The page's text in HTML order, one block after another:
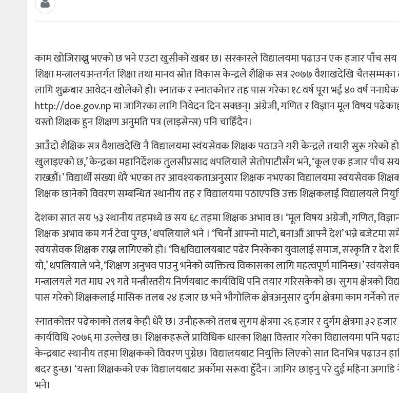
काम खोजिराख्नु भएको छ भने एउटा खुसीको खबर छ। सरकारले विद्यालयमा पढाउन एक हजार पाँच
शिक्षा मन्त्रालयअन्तर्गत शिक्षा तथा मानव स्रोत विकास केन्द्रले शैक्षिक सत्र २०७७ वैशाखदेखि
लागि शुक्रबार आवेदन खोलेको हो। स्नातक र स्नातकोत्तर तह पास गरेका १८ वर्ष पूरा भई ४० वर्ष
http://doe.gov.np मा जागिरका लागि निवेदन दिन सक्छन्। अंग्रेजी, गणित र विज्ञान मूल विषय
यस्तो शिक्षक हुन शिक्षण अनुमति पत्र (लाइसेन्स) पनि चाहिँदैन।
आउँदो शैक्षिक सत्र वैशाखदेखि नै विद्यालयमा स्वंयसेवक शिक्षक पठाउने गरी केन्द्रले तयारी सुरू
खुलाइएको छ,’ केन्द्रका महानिर्देशक तुलसीप्रसाद थपलियाले सेतोपाटीसँग भने, ‘कूल एक हजार पाँच
राख्छौं।’ विद्यार्थी संख्या धेरै भएका तर आवश्यकताअनुसार शिक्षक नभएका विद्यालयमा स्वंयसेवक
शिक्षक छानेको विवरण सम्बन्धित स्थानीय तह र विद्यालयमा पठाएपछि उक्त शिक्षकलाई विद्यालयले
देशका सात सय ५३ स्थानीय तहमध्ये छ सय ६८ तहमा शिक्षक अभाव छ। ‘मूल विषय अंग्रेजी, गणित,
शिक्षक अभाव कम गर्न टेवा पुग्छ,’ थपलियाले भने । ‘चिनौं आफ्नो माटो, बनाऔं आफ्नै देश’ भन्ने बजेटमा
स्वंयसेवक शिक्षक राख्न लागिएको हो। ‘विश्वविद्यालयबाट पढेर निस्केका युवालाई समाज, संस्कृति र
यो,’ थपलियाले भने, ‘शिक्षण अनुभव पाउनु भनेको व्यक्तित्व विकासका लागि महत्वपूर्ण मानिन्छ।’
मन्त्रालयले गत माघ २९ गते मन्त्रीस्तरीय निर्णयबाट कार्यविधि पनि तयार गरिसकेको छ। सुगम क्षेत्रको
पास गरेको शिक्षकलाई मासिक तलब २४ हजार छ भने भौगोलिक क्षेत्रअनुसार दुर्गम क्षेत्रमा काम गर्नेको
स्नातकोत्तर पढेकाको तलब केही धेरै छ। उनीहरूको तलब सुगम क्षेत्रमा २६ हजार र दुर्गम क्षेत्रमा ३२
कार्यविधि २०७६ मा उल्लेख छ। शिक्षकहरूले प्राविधिक धारका शिक्षा विस्तार गरेका विद्यालयमा पनि
केन्द्रबाट स्थानीय तहमा शिक्षकको विवरण पुग्नेछ। विद्यालयबाट नियुक्ति लिएको सात दिनभित्र पढाउन
बदर हुन्छ। ‘यस्ता शिक्षकको एक विद्यालयबाट अर्कोमा सरूवा हुँदैन। जागिर छाड्नु परे दुई महिना
भने।